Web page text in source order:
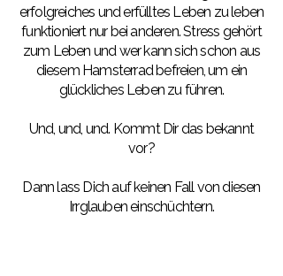
erfolgreiches und erfülltes Leben zu leben
funktioniert nur bei anderen. Stress gehört
zum Leben und wer kann sich schon aus
diesem Hamsterrad befreien, um ein
glückliches Leben zu führen.
Und, und, und. Kommt Dir das bekannt
vor?
Dann lass Dich auf keinen Fall von diesen
Irrglauben einschüchtern.